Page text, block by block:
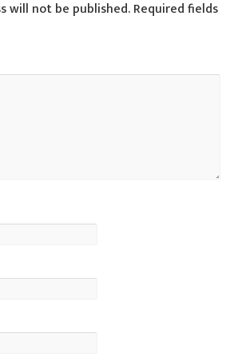
will not be published.Required fields